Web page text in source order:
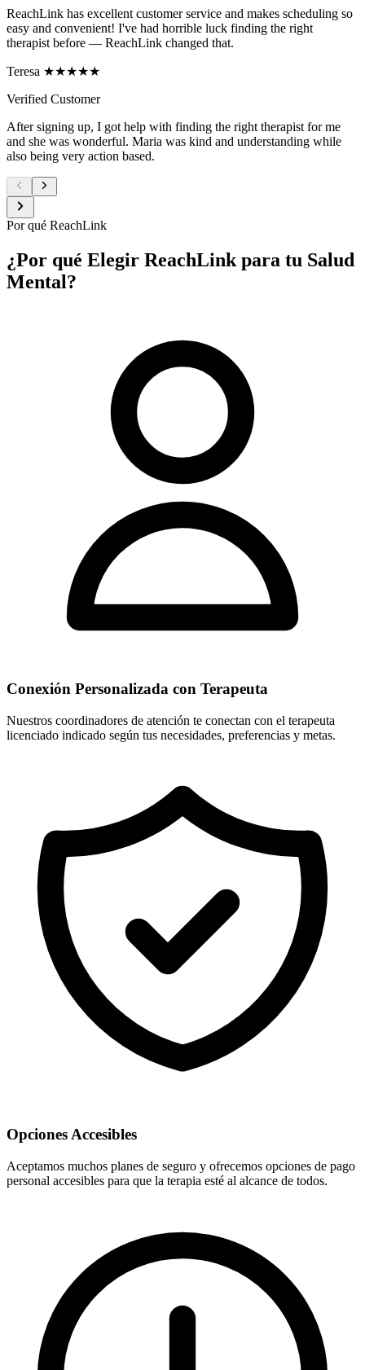
ReachLink has excellent customer service and makes scheduling so
easy and convenient! I've had horrible luck finding the right
therapist before — ReachLink changed that.
Teresa ★★★★★
Verified Customer
After signing up, I got help with finding the right therapist for me
and she was wonderful. Maria was kind and understanding while
also being very action based.
Por qué ReachLink
¿Por qué Elegir ReachLink para tu Salud
Mental?
Conexión Personalizada con Terapeuta
Nuestros coordinadores de atención te conectan con el terapeuta
licenciado indicado según tus necesidades, preferencias y metas.
Opciones Accesibles
Aceptamos muchos planes de seguro y ofrecemos opciones de pago
personal accesibles para que la terapia esté al alcance de todos.